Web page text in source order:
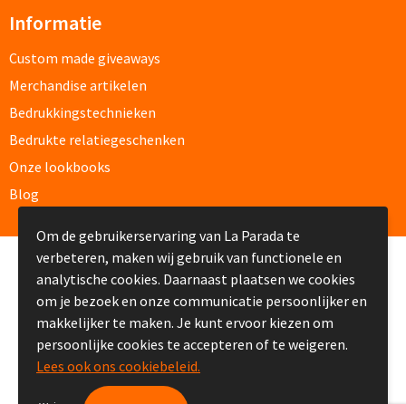
Kleding, Caps & Mutsen
T-shirts bedrukken
Hoodies bedrukken
Alle textiel artikelen
Bodywarmers & Jassen
Bodywarmers bedrukken
Informatie
Custom made giveaways
Merchandise artikelen
Bedrukkingstechnieken
Bedrukte relatiegeschenken
Onze lookbooks
Blog
© Copyright La Parada 2008-2026
Om de gebruikerservaring van La Parada te
verbeteren, maken wij gebruik van functionele en
analytische cookies. Daarnaast plaatsen we cookies
om je bezoek en onze communicatie persoonlijker en
makkelijker te maken. Je kunt ervoor kiezen om
persoonlijke cookies te accepteren of te weigeren.
Lees ook ons cookiebeleid.